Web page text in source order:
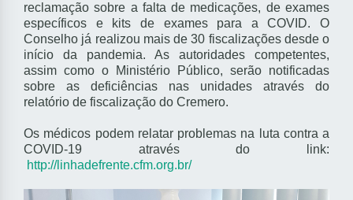
reclamação sobre a falta de medicações, de exames
específicos e kits de exames para a COVID. O
Conselho já realizou mais de 30 fiscalizações desde o
início da pandemia. As autoridades competentes,
assim como o Ministério Público, serão notificadas
sobre as deficiências nas unidades através do
relatório de fiscalização do Cremero.
Os médicos podem relatar problemas na luta contra a
COVID-19 através do link:
http://linhadefrente.cfm.org.br/